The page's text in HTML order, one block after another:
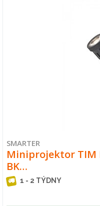
SMARTER
Miniprojektor TIM
BK…
1 - 2 TÝDNY